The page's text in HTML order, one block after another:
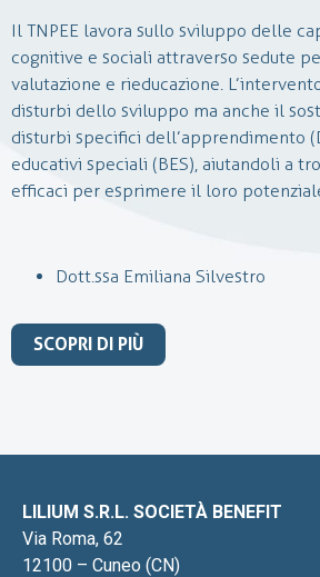
Il TNPEE lavora sullo sviluppo delle
cognitive e sociali attraverso sedute
valutazione e rieducazione.
disturbi dello sviluppo ma anche il
disturbi specifici dell’apprendimento
educativi speciali (BES), aiutandoli a
efficaci per esprimere il loro
Dott.ssa Emiliana Silvestro
SCOPRI DI PIÙ
un’attenzione particolare all’uso di
alla cura del recupero post-operatorio.
LILIUM S.R.L. SOCIETÀ BENEFIT
Via Roma, 62
12100 – Cuneo (CN)